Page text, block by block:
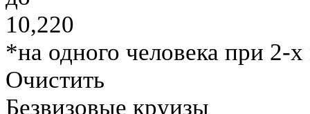
10,220
*на одного человека при 2-
Очистить
Безвизовые круизы